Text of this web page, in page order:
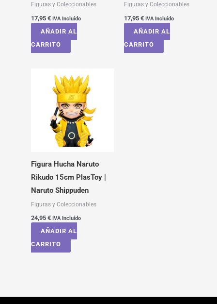
Figuras y Coleccionables
17,95 € IVA Incluído
AÑADIR AL
CARRITO
Figuras y Coleccionables
17,95 € IVA Incluído
AÑADIR AL
CARRITO
Figura Hucha Naruto
Rikudo 15cm PlasToy |
Naruto Shippuden
Figuras y Coleccionables
24,95 € IVA Incluído
AÑADIR AL
CARRITO